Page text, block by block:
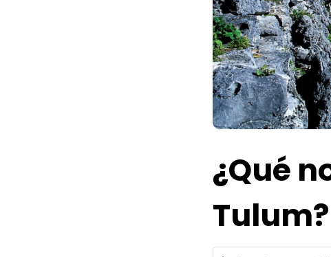
¿Qué
Tulum?